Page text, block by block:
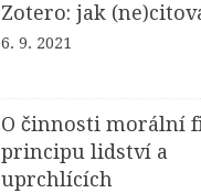
Zotero: jak
6. 9. 2021
O činnosti morální
principu lidství a
uprchlících